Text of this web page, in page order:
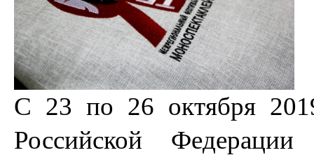
С 23 по 26 октября
Российской